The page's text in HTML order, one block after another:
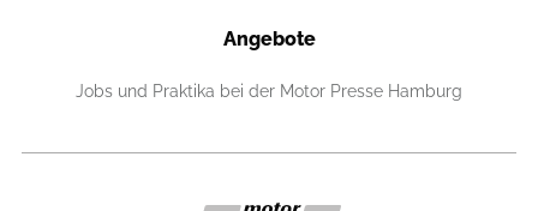
Angebote
Jobs und Praktika bei der Motor Presse Hamburg